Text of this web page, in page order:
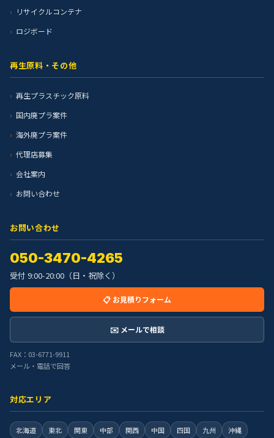
リサイクルコンテナ
ロジボード
再生原料・その他
再生プラスチック原料
国内廃プラ案件
海外廃プラ案件
代理店募集
会社案内
お問い合わせ
お問い合わせ
050-3470-4265
受付 9:00-20:00（日・祝除く）
📋 お見積りフォーム
✉️ メールで相談
FAX：03-6771-9911
メール・電話で回答
対応エリア
北海道 東北 関東 中部 関西 中国 四国 九州 沖縄